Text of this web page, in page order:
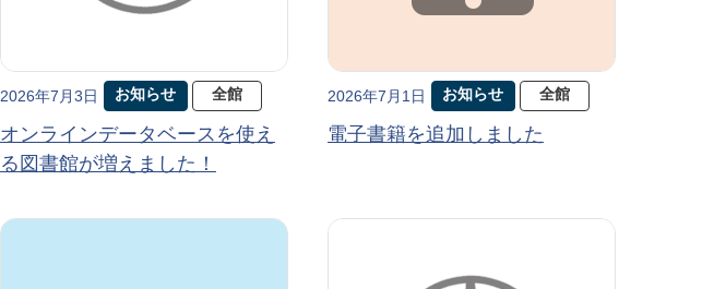
2026年7月3日 お知らせ 全館
オンラインデータベースを使え
る図書館が増えました！
2026年7月1日 お知らせ 全館
電子書籍を追加しました